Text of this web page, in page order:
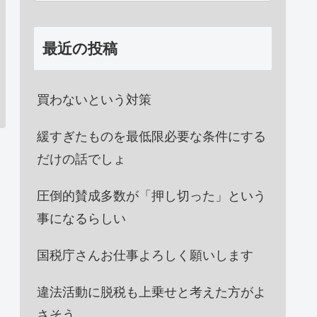
最近の投稿
買わないという対策
緩すぎたものを最低限必要な条件にする
だけの話でしょ
圧倒的賛成多数が「押し切った」という
事になるらしい
国税庁さんお仕事よろしく願いします
違法活動に脱税も上乗せと考えた方がよ